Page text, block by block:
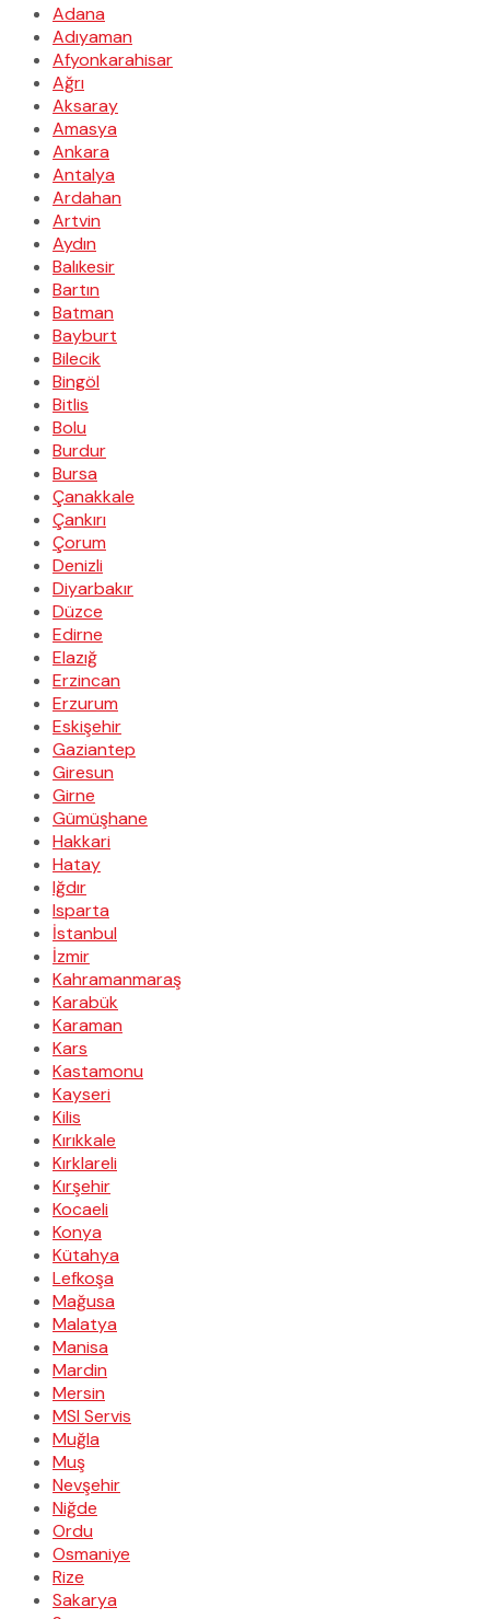
Adana
Adıyaman
Afyonkarahisar
Ağrı
Aksaray
Amasya
Ankara
Antalya
Ardahan
Artvin
Aydın
Balıkesir
Bartın
Batman
Bayburt
Bilecik
Bingöl
Bitlis
Bolu
Burdur
Bursa
Çanakkale
Çankırı
Çorum
Denizli
Diyarbakır
Düzce
Edirne
Elazığ
Erzincan
Erzurum
Eskişehir
Gaziantep
Giresun
Girne
Gümüşhane
Hakkari
Hatay
Iğdır
Isparta
İstanbul
İzmir
Kahramanmaraş
Karabük
Karaman
Kars
Kastamonu
Kayseri
Kilis
Kırıkkale
Kırklareli
Kırşehir
Kocaeli
Konya
Kütahya
Lefkoşa
Mağusa
Malatya
Manisa
Mardin
Mersin
MSI Servis
Muğla
Muş
Nevşehir
Niğde
Ordu
Osmaniye
Rize
Sakarya